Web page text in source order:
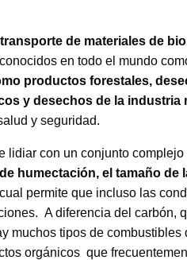
de materiales de
en todo el mundo
productos forestales,
y desechos de la industria
y seguridad.
lidiar con un conjunto complejo
humectación, el tamaño de
permite que incluso las
A diferencia del carbón,
muchos tipos de combustibles
orgánicos que